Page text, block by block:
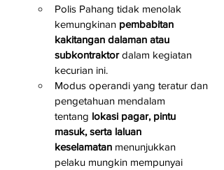
Polis Pahang tidak menolak
kemungkinan pembabitan
kakitangan dalaman atau
subkontraktor dalam kegiatan
kecurian ini.
Modus operandi yang teratur dan
pengetahuan mendalam
tentang lokasi pagar, pintu
masuk, serta laluan
keselamatan menunjukkan
pelaku mungkin mempunyai